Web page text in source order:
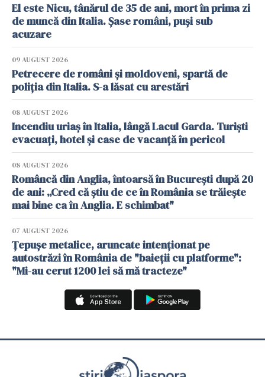
El este Nicu, tânărul de 35 de ani, mort în prima zi
de muncă din Italia. Șase români, puși sub
acuzare
09 AUGUST 2026
Petrecere de români și moldoveni, spartă de
poliția din Italia. S-a lăsat cu arestări
08 AUGUST 2026
Incendiu uriaș în Italia, lângă Lacul Garda. Turiști
evacuați, hotel și case de vacanță în pericol
08 AUGUST 2026
Româncă din Anglia, întoarsă în București după 20
de ani: „Cred că știu de ce în România se trăiește
mai bine ca în Anglia. E schimbat"
07 AUGUST 2026
Țepușe metalice, aruncate intenționat pe
autostrăzi în România de "baieții cu platforme":
"Mi-au cerut 1200 lei să mă tracteze"